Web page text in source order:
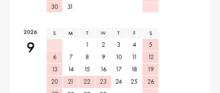
30
31
2026
9
S M T W T F S
1 2 3 4
5
6
7 8 9 10 11
12
13
14 15 16 17 18
19
20
21 22 23 24 25
26